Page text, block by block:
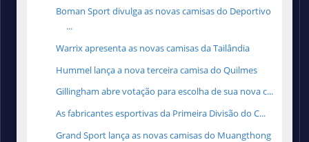
Boman Sport divulga as novas camisas do Deportivo
...
Warrix apresenta as novas camisas da Tailândia
Hummel lança a nova terceira camisa do Quilmes
Gillingham abre votação para escolha de sua nova c...
As fabricantes esportivas da Primeira Divisão do C...
Grand Sport lança as novas camisas do Muangthong